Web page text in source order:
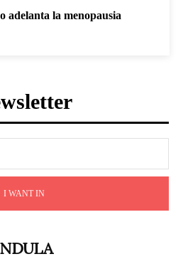
adelanta la menopausia
I WANT IN